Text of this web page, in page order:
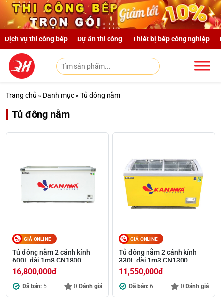
Skip to main content
Dịch vụ thi công bếp Dự án thi công Thiết bị bếp công nghiệp
Trang chủ » Danh mục » Tủ đông nằm
Tủ đông nằm
GIÁ ONLINE
Tủ đông nằm 2 cánh kính
600L dài 1m8 CN1800
16,800,000đ
Đã bán: 5 0 Đánh giá
GIÁ ONLINE
Tủ đông nằm 2 cánh kính
330L dài 1m3 CN1300
11,550,000đ
Đã bán: 6 0 Đánh giá